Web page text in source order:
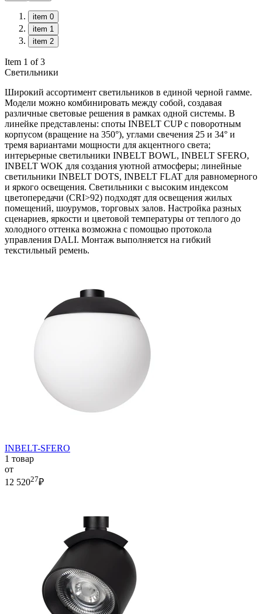
item 0
item 1
item 2
Item 1 of 3
Светильники
Широкий ассортимент светильников в единой черной гамме.
Модели можно комбинировать между собой, создавая
различные световые решения в рамках одной системы. В
линейке представлены: споты INBELT CUP с поворотным
корпусом (вращение на 350°), углами свечения 25 и 34° и
тремя вариантами мощности для акцентного света;
интерьерные светильники INBELT BOWL, INBELT SFERO,
INBELT WOK для создания уютной атмосферы; линейные
светильники INBELT DOTS, INBELT FLAT для равномерного
и яркого освещения. Светильники с высоким индексом
цветопередачи (CRI>92) подходят для освещения жилых
помещений, шоурумов, торговых залов. Настройка разных
сценариев, яркости и цветовой температуры от теплого до
холодного оттенка возможна с помощью протокола
управления DALI. Монтаж выполняется на гибкий
текстильный ремень.
INBELT-SFERO
1 товар
от
12 52027₽